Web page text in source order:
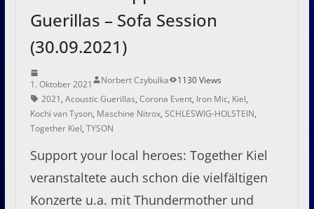
Guerillas – Sofa Session
(30.09.2021)
1. Oktober 2021 Norbert Czybulka
1130 Views
2021, Acoustic Guerillas, Corona Event, Iron Mic, Kiel,
Kochi van Tyson, Maschine Nitrox, SCHLESWIG-HOLSTEIN,
Together Kiel, TYSON
Support your local heroes: Together Kiel
veranstaltete auch schon die vielfältigen
Konzerte u.a. mit Thundermother und